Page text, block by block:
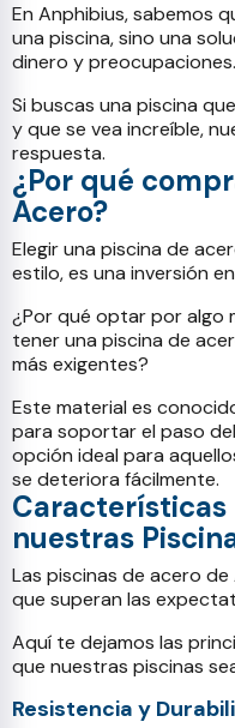
En Anphibius, sabemos
una piscina, sino una
dinero y preocupaciones.
Si buscas una piscina
y que se vea increíble,
respuesta.
¿Por qué
Acero?
Elegir una piscina de
estilo, es una inversión
¿Por qué optar por algo
tener una piscina de
más exigentes?
Este material es
para soportar el paso
opción ideal para
se deteriora fácilmente.
nuestras
Las piscinas de acero
que superan las
Aquí te dejamos las
que nuestras piscinas
Resistencia y